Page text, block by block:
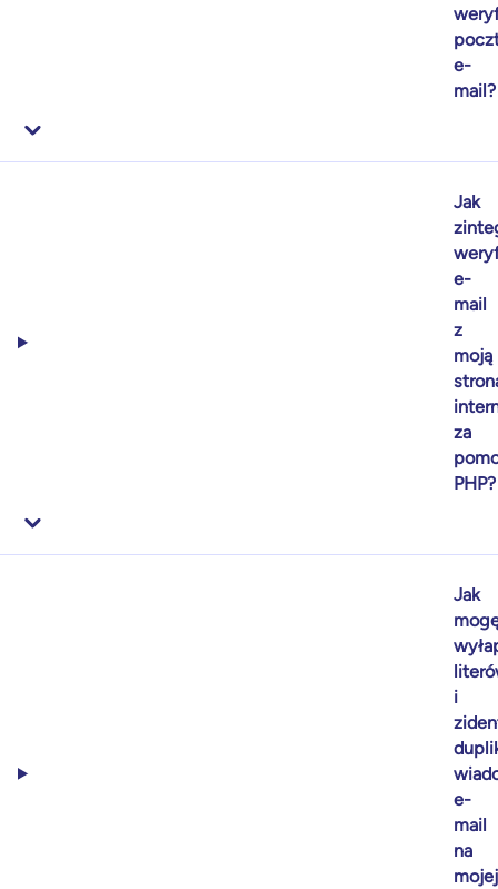
e-
mail?
Jak
e-
mail
z
moją
za
PHP?
Jak
i
e-
mail
na
mojej